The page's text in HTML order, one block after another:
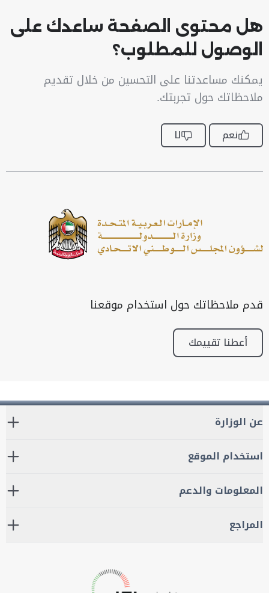
هل محتوى الصفحة ساعدك على
الوصول للمطلوب؟
يمكنك مساعدتنا على التحسين من خلال تقديم
ملاحظاتك حول تجربتك.
نعم لا
قدم ملاحظاتك حول استخدام موقعنا
أعطنا تقييمك
عن الوزارة
استخدام الموقع
المعلومات والدعم
المراجع